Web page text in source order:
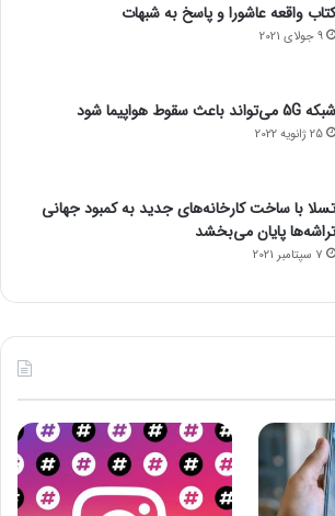
کتاب واقعه عاشورا و پاسخ به شبهات
9 جولای 2021
شبکه 5G می‌تواند باعث سقوط هواپیما شود
25 ژانویه 2022
تسلا با ساخت کارخانه‌های جدید به کمبود جهانی
تراشه‌ها پایان می‌بخشد
7 سپتامبر 2021